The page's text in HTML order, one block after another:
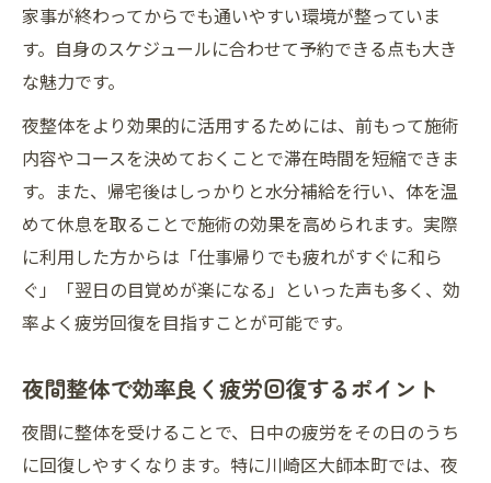
家事が終わってからでも通いやすい環境が整っていま
す。自身のスケジュールに合わせて予約できる点も大き
な魅力です。
夜整体をより効果的に活用するためには、前もって施術
内容やコースを決めておくことで滞在時間を短縮できま
す。また、帰宅後はしっかりと水分補給を行い、体を温
めて休息を取ることで施術の効果を高められます。実際
に利用した方からは「仕事帰りでも疲れがすぐに和ら
ぐ」「翌日の目覚めが楽になる」といった声も多く、効
率よく疲労回復を目指すことが可能です。
夜間整体で効率良く疲労回復するポイント
夜間に整体を受けることで、日中の疲労をその日のうち
に回復しやすくなります。特に川崎区大師本町では、夜